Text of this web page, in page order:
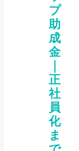
プ
助
成
金
正
社
員
化
ま